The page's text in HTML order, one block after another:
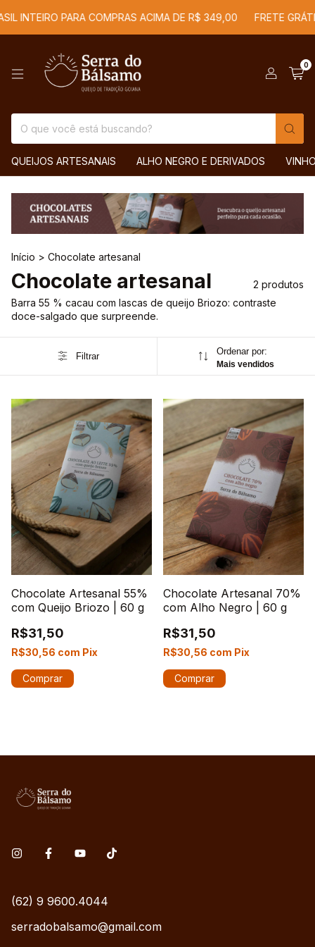
INTEIRO PARA COMPRAS ACIMA DE R$ 349,00 FRETE
0
QUEIJOS ARTESANAIS ALHO NEGRO E DERIVADOS
Início > Chocolate artesanal
Chocolate artesanal
2 produtos
Barra 55 % cacau com lascas de queijo Briozo: contraste
doce-salgado que surpreende.
Filtrar Ordenar por:
Mais vendidos
Chocolate Artesanal 55%
com Queijo Briozo | 60 g
R$31,50
R$30,56 com Pix
Chocolate Artesanal 70%
com Alho Negro | 60 g
R$31,50
R$30,56 com Pix
(62) 9 9600.4044
serradobalsamo@gmail.com